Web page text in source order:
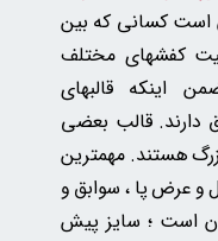
است کسانی که بین
کفشهای مختلف
اینکه قالبهای
دارند. قالب بعضی
هستند. مهمترین
و عرض پا ، سوابق و
است ؛ سایز پیش